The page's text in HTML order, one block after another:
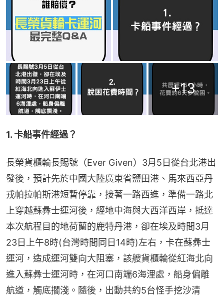
+13
1. 卡船事件經過？
長榮貨櫃輪長賜號（Ever Given）3月5日從台北港出
發後，預計先於中國大陸廣東省鹽田港、馬來西亞丹
戎帕拉帕斯港短暫停靠，接著一路西進，準備一路北
上穿越蘇彝士運河後，經地中海與大西洋西岸，抵達
本次航程目的地荷蘭的鹿特丹港，卻在埃及時間3月
23日上午8時(台灣時間同日14時)左右，卡在蘇彝士
運河，造成運河雙向大阻塞，該艘貨櫃輪從紅海北向
進入蘇彝士運河時，在河口南端6海浬處，船身偏離
航道，觸底擱淺。隨後，出動共約5台怪手挖沙清